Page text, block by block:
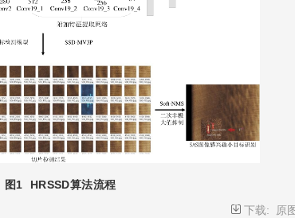
图1
HRSSD算法流程
下载:
原